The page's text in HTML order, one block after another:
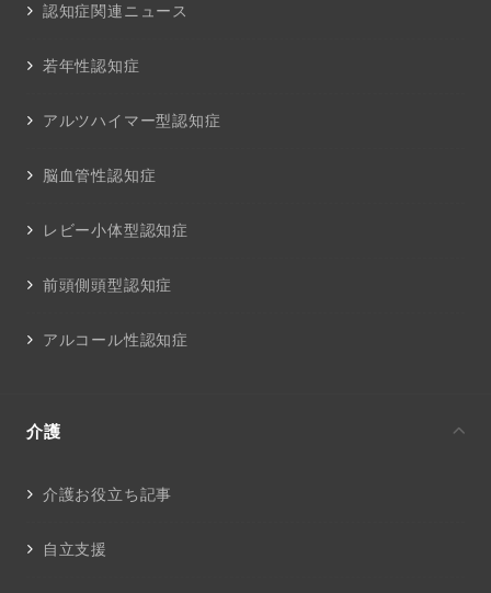
認知症関連ニュース
若年性認知症
アルツハイマー型認知症
脳血管性認知症
レビー小体型認知症
前頭側頭型認知症
アルコール性認知症
介護
介護お役立ち記事
自立支援